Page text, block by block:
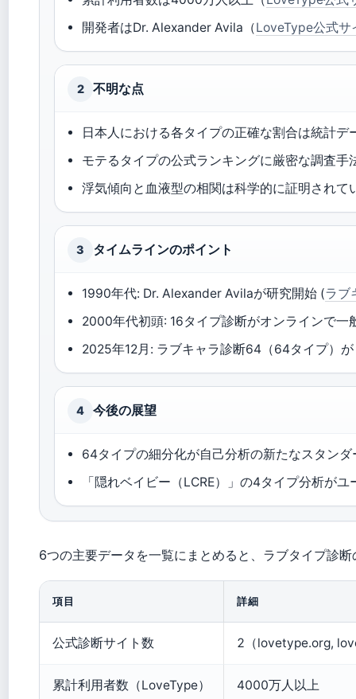
開発者はDr. Alexander Avila（LoveType公式サ
2 不明な点
日本人における各タイプの正確な割合は統計デ
モテるタイプの公式ランキングに厳密な調査手
浮気傾向と血液型の相関は科学的に証明されて
3 タイムラインのポイント
1990年代: Dr. Alexander Avilaが研究開始 (ラブ
2000年代初頭: 16タイプ診断がオンラインで一
2025年12月: ラブキャラ診断64（64タイプ）
4 今後の展望
64タイプの細分化が自己分析の新たなスタンダ
「隠れベイビー（LCRE）」の4タイプ分析が
6つの主要データを一覧にまとめると、ラブタイプ診
項目 詳細
公式診断サイト数 2（lovetype.org,
累計利用者数（LoveType） 4000万人以上